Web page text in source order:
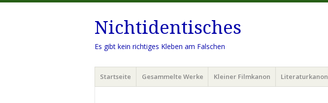
Nichtidentisches
Es gibt kein richtiges Kleben am Falschen
Menü
Zum
Inhalt
Startseite Gesammelte Werke Kleiner Filmkanon Literaturkanon